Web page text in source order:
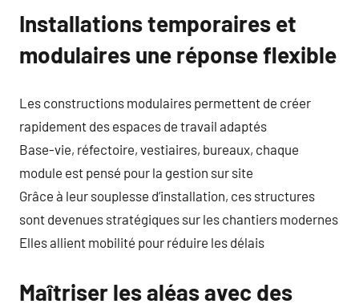
Installations temporaires et
modulaires une réponse flexible
Les constructions modulaires permettent de créer
rapidement des espaces de travail adaptés
Base-vie, réfectoire, vestiaires, bureaux, chaque
module est pensé pour la gestion sur site
Grâce à leur souplesse d’installation, ces structures
sont devenues stratégiques sur les chantiers modernes
Elles allient mobilité pour réduire les délais
Maîtriser les aléas avec des